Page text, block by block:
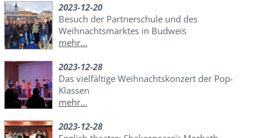
2023-12-20
Besuch der Partnerschule und des
Weihnachtsmarktes in Budweis
mehr...
2023-12-28
Das vielfältige Weihnachtskonzert der Pop-
Klassen
mehr...
2023-12-28